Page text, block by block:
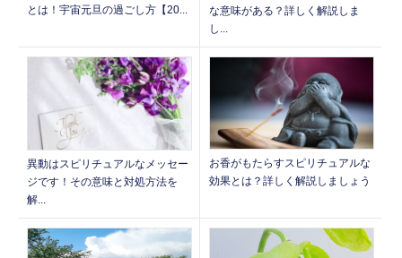
とは！宇宙元旦の過ごし方【20...
な意味がある？詳しく解説しま
し...
異動はスピリチュアルなメッセー
ジです！その意味と対処方法を
解...
お香がもたらすスピリチュアルな
効果とは？詳しく解説しましょう